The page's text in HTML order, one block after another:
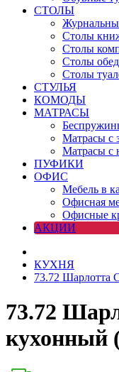
СТОЛЫ
Столы
Столы
Столы
Столы
СТУЛЬЯ
КОМОДЫ
МАТРАСЫ
Матрасы с
Матрасы с
ПУФИКИ
ОФИС
Мебель в
Офисная
Офисные
АКЦИИ
КУХНЯ
73.72 Шарлотта
73.72
кухонный